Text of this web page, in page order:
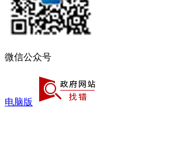
微信公众号
电脑版